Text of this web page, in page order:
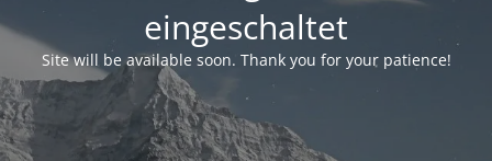
eingeschaltet
Site will be available soon. Thank you for your patience!